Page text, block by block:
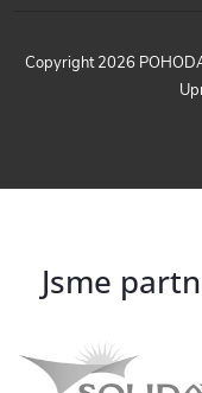
Copyright 2026
Jsme